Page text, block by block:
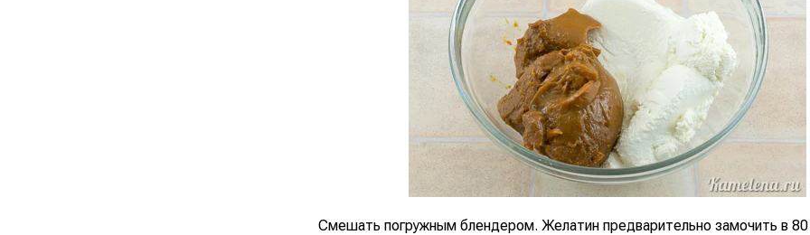
Смешать погружным блендером. Желатин предварительно замочить в